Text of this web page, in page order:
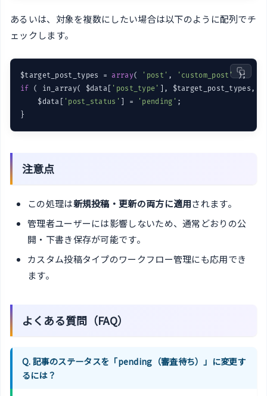
あるいは、対象を複数にしたい場合は以下のように配列でチ
ェックします。
$target_post_types = array( 'post' , 'custom_post'
if ( in_array( $data[ 'post_type' ], $target_post_types,
    $data[
'post_status' ] = 'pending' ;
注意点
この処理は新規投稿・更新の両方に適用されます。
管理者ユーザーには影響しないため、通常どおりの公
開・下書き保存が可能です。
カスタム投稿タイプのワークフロー管理にも応用でき
ます。
よくある質問（FAQ）
Q. 記事のステータスを「pending（審査待ち）」に変更す
るには？